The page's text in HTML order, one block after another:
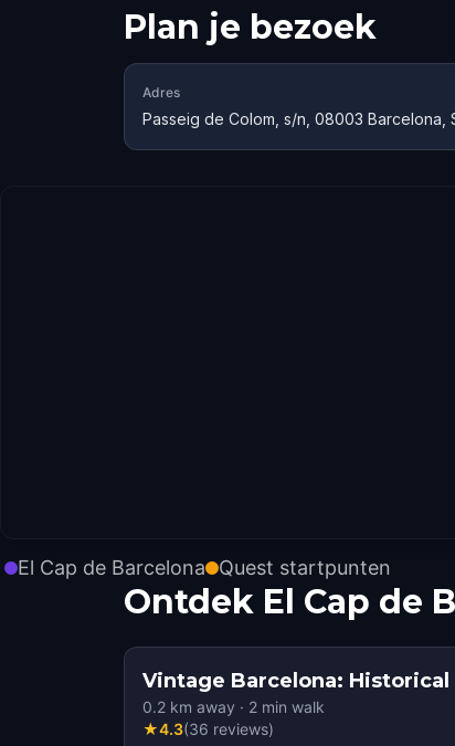
Plan je bezoek
Adres
Passeig de Colom, s/n, 08003 Barcelona,
El Cap de Barcelona Quest startpunten
Ontdek El Cap de
Vintage Barcelona: Historical
0.2 km away · 2 min walk
★4.3(36 reviews)